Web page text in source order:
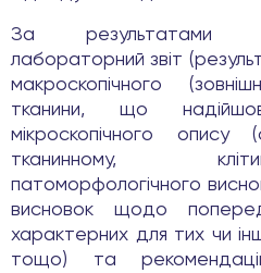
За результатами
лабораторний звіт
макроскопічного
тканини, що
мікроскопічного опису
тканинному,
патоморфологічного
висновок щодо
характерних для тих чи
тощо) та